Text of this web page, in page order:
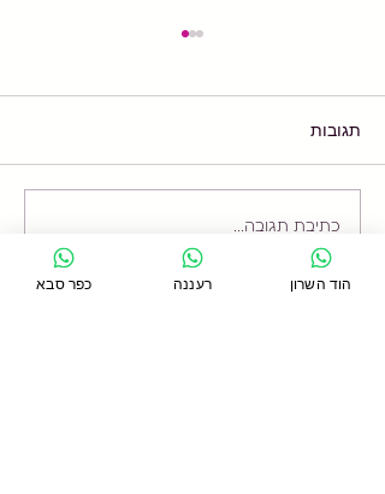
כתף קפואה - מה זה? כמה
זמן זה נמשך? ומה הטיפול
המומלץ?
תגובות
כתיבת תגובה...
כפר סבא רעננה הוד השרון